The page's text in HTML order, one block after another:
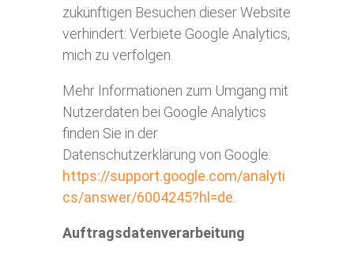
zukünftigen Besuchen dieser Website
verhindert: Verbiete Google Analytics,
mich zu verfolgen.
Mehr Informationen zum Umgang mit
Nutzerdaten bei Google Analytics
finden Sie in der
Datenschutzerklärung von Google:
https://support.google.com/analyti
cs/answer/6004245?hl=de
Auftragsdatenverarbeitung